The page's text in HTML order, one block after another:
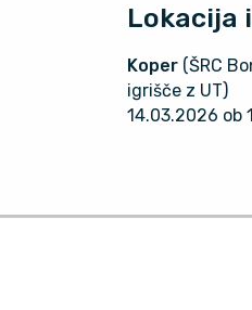
Lokacija
Koper (ŠRC
igrišče z UT)
14.03.2026 ob